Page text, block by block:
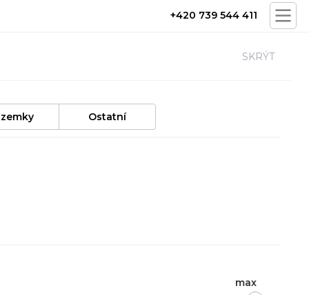
+420 739 544 411
SKRÝT
Ostatní
max